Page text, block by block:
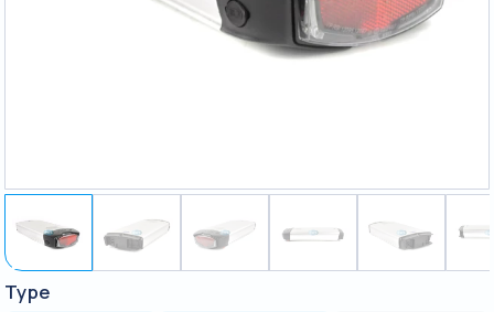
Type